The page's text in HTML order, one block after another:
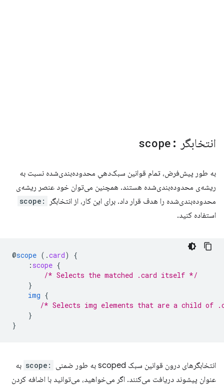
انتخابگر :scope
به طور پیش‌فرض، تمام قوانین سبک‌دهیِ محدوده‌بندی‌شده نسبت به
ریشه‌ی محدوده‌بندی‌شده هستند. همچنین می‌توان خود عنصر ریشه‌ی
محدوده‌بندی‌شده را هدف قرار داد. برای این کار، از انتخابگر
:scope
استفاده کنید.
@scope ( .card)
{
: scope {
/* Selects the matched .card itself */
}
img {
/* Selects img elements that are a child of
}
}
انتخابگرهای درون قوانین سبک scoped به طور ضمنی :scope
به
عنوان پیشوند دریافت می‌کنند. اگر می‌خواهید، می‌توانید با اضافه کردن